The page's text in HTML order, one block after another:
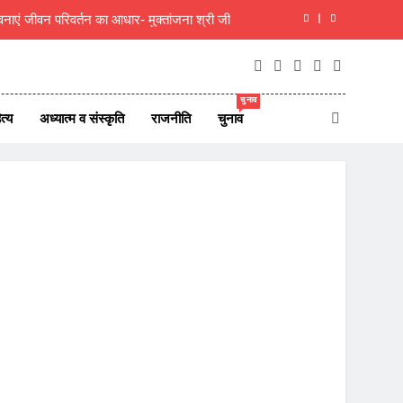
जीवन परिवर्तन का आधार- मुक्तांजना श्री जी
‘असमनी’ की नवीन प्रदेश कार्यकारिणी गठित
अध्यात्म व संस्कृति राजनीति चुनाव
चुनाव